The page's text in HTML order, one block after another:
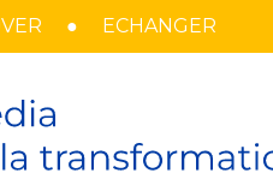
ECHANGER